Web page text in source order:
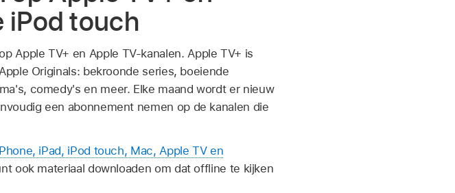
iPod touch
Apple TV+ en Apple TV-kanalen. Apple TV+ is
Originals: bekroonde series, boeiende
comedy's en meer. Elke maand wordt er nieuw
een abonnement nemen op de kanalen die
iPad, iPod touch, Mac, Apple TV en
ook materiaal downloaden om dat offline te kijken